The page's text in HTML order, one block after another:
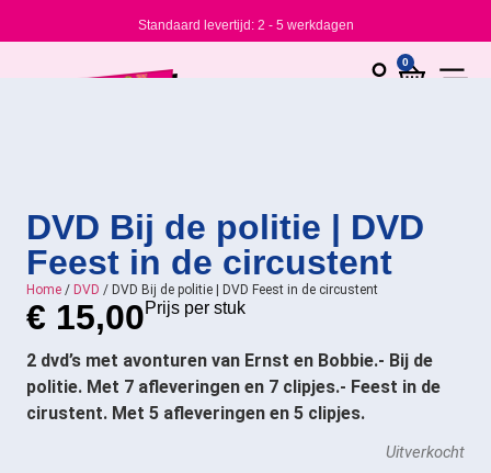
Standaard levertijd: 2 - 5 werkdagen
0
DVD Bij de politie | DVD
Feest in de circustent
Home / DVD / DVD Bij de politie | DVD Feest in de circustent
€ 15,00Prijs per stuk
2 dvd’s met avonturen van Ernst en Bobbie.- Bij de
politie. Met 7 afleveringen en 7 clipjes.- Feest in de
cirustent. Met 5 afleveringen en 5 clipjes.
Uitverkocht